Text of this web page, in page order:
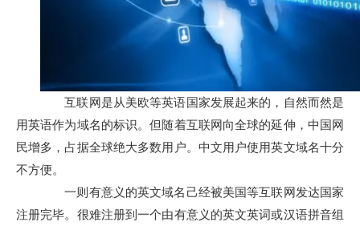
互联网是从美欧等英语国家发展起来的，自然而然是
用英语作为域名的标识。但随着互联网向全球的延伸，中国网
民增多，占据全球绝大多数用户。中文用户使用英文域名十分
不方便。
一则有意义的英文域名己经被美国等互联网发达国家
注册完毕。很难注册到一个由有意义的英文英词或汉语拼音组